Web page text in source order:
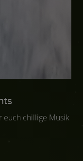
euch chillige Musik